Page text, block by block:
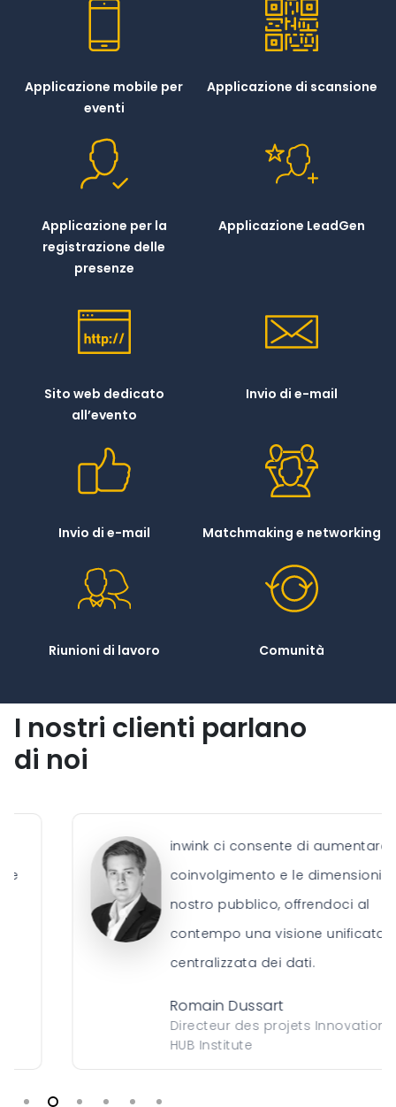
Applicazione mobile per
eventi
Applicazione di scansione
Applicazione per la
registrazione delle
presenze
Applicazione LeadGen
Sito web dedicato
all’evento
Invio di e-mail
Invio di e-mail Matchmaking e networking
Riunioni di lavoro Comunità
I nostri clienti parlano
di noi
inwink ci consente di aumentare il
coinvolgimento e le dimensioni del
nostro pubblico, offrendoci al
contempo una visione unificata e
centralizzata dei dati.
Romain Dussart
Directeur des projets Innovation,
HUB Institute